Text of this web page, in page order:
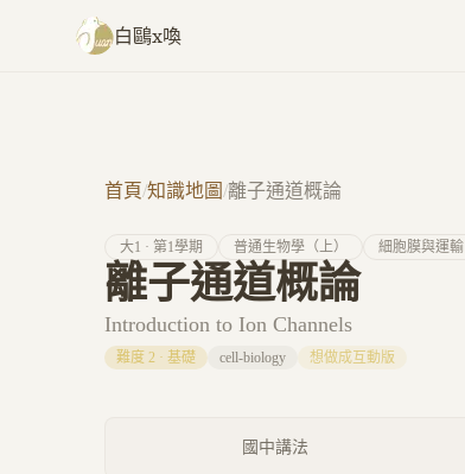
跳至主要內容
白鷗x喚
首頁/知識地圖/離子通道概論
大1 · 第1學期 普通生物學（上） 細胞膜與運輸
離子通道概論
Introduction to Ion Channels
難度 2 · 基礎 cell-biology 想做成互動版
國中講法